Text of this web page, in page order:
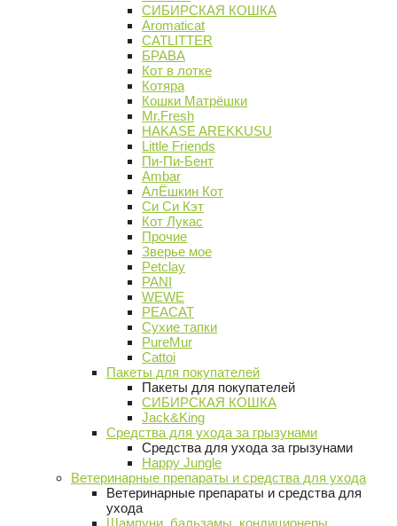
СИБИРСКАЯ КОШКА
Aromaticat
CATLITTER
БРАВА
Кот в лотке
Котяра
Кошки Матрёшки
Mr.Fresh
HAKASE AREKKUSU
Little Friends
Пи-Пи-Бент
Ambar
АлЁшкин Кот
Си Си Кэт
Кот Лукас
Прочие
Зверье мое
Petclay
PANI
WEWE
PEACAT
Сухие тапки
PureMur
Cattoi
Пакеты для покупателей
Пакеты для покупателей
СИБИРСКАЯ КОШКА
Jack&King
Средства для ухода за грызунами
Средства для ухода за грызунами
Happy Jungle
Ветеринарные препараты и средства для ухода
Ветеринарные препараты и средства для
ухода
Шампуни, бальзамы, кондиционеры